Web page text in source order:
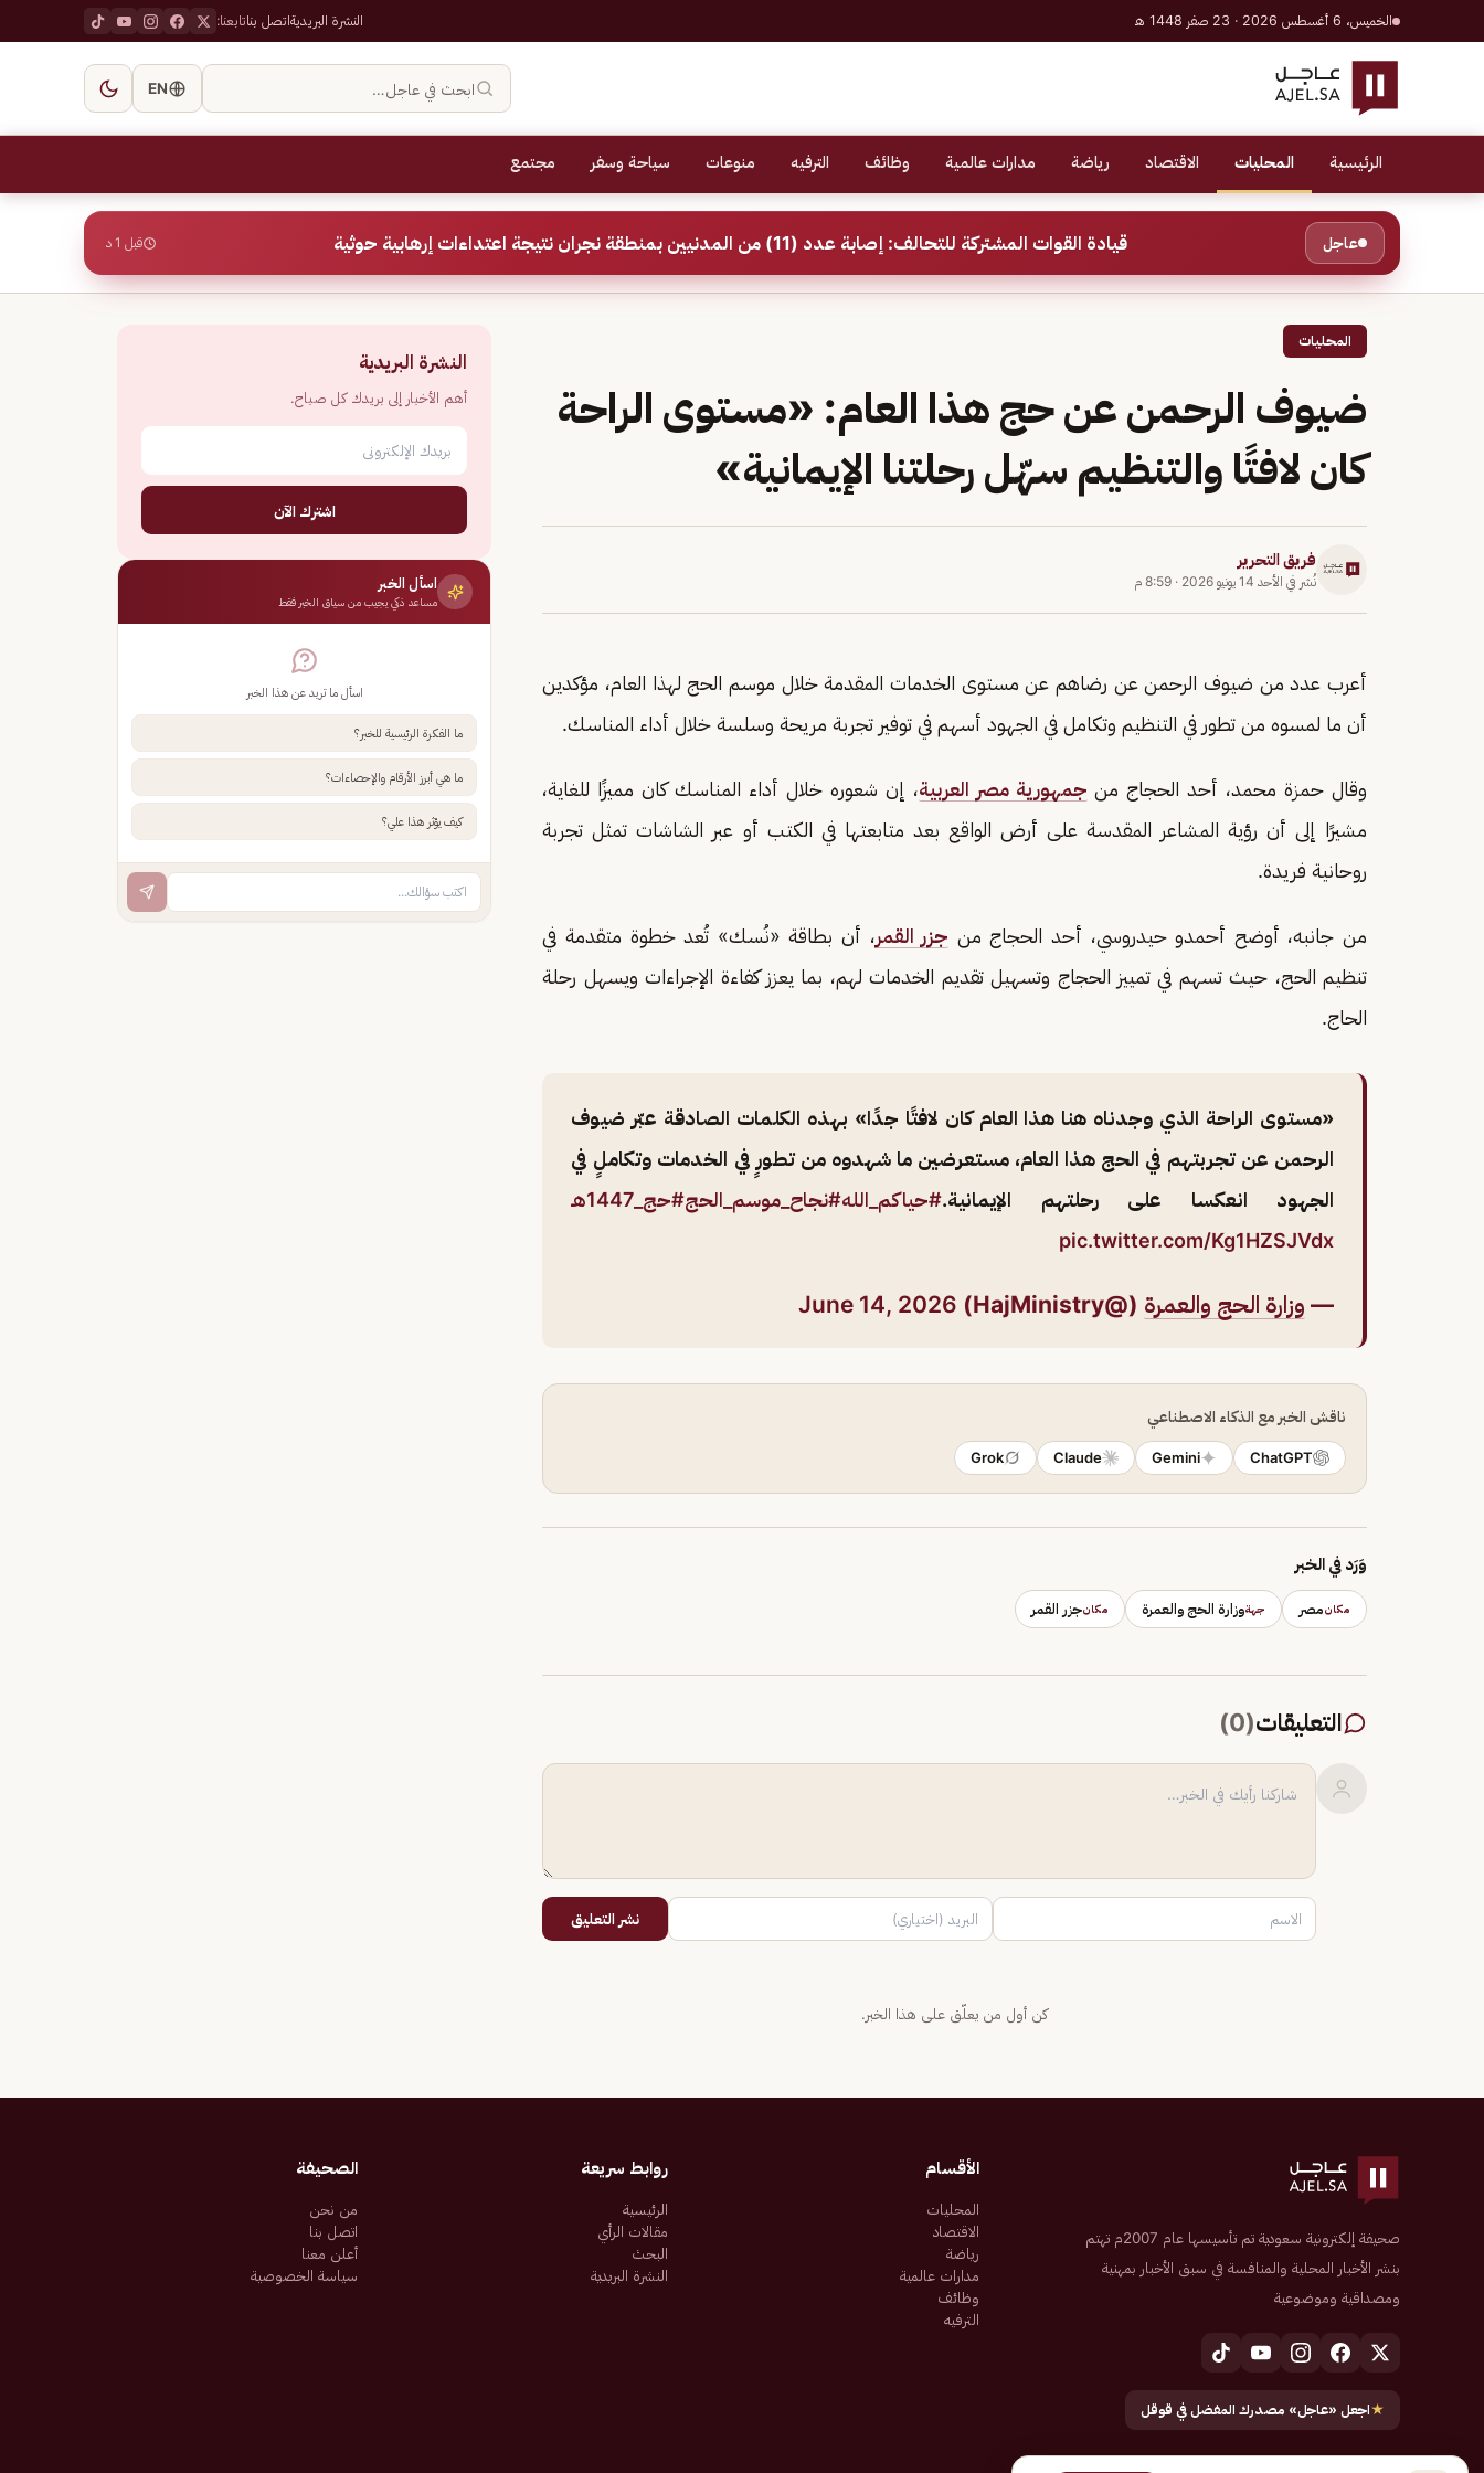
الخميس، 6 أغسطس 2026 · 23 صفر 1448 هـ النشرة البريديةاتصل بناتابعنا:
ابحث في عاجل… EN
الرئيسية المحليات الاقتصاد رياضة مدارات عالمية وظائف الترفيه منوعات سياحة وسفر مجتمع
عاجل قيادة القوات المشتركة للتحالف: إصابة عدد (11) من المدنيين بمنطقة نجران نتيجة اعتداءات إرهابية حوثية قبل 1 د
المحليات
ضيوف الرحمن عن حج هذا العام: «مستوى الراحة
كان لافتًا والتنظيم سهّل رحلتنا الإيمانية»
فريق التحرير
نُشر في الأحد 14 يونيو 2026 · 8:59 م
أعرب عدد من ضيوف الرحمن عن رضاهم عن مستوى الخدمات المقدمة خلال موسم الحج لهذا العام، مؤكدين
أن ما لمسوه من تطور في التنظيم وتكامل في الجهود أسهم في توفير تجربة مريحة وسلسة خلال أداء المناسك.
وقال حمزة محمد، أحد الحجاج من جمهورية مصر العربية، إن شعوره خلال أداء المناسك كان مميزًا للغاية،
مشيرًا إلى أن رؤية المشاعر المقدسة على أرض الواقع بعد متابعتها في الكتب أو عبر الشاشات تمثل تجربة
روحانية فريدة.
من جانبه، أوضح أحمدو حيدروسي، أحد الحجاج من جزر القمر، أن بطاقة «نُسك» تُعد خطوة متقدمة في
تنظيم الحج، حيث تسهم في تمييز الحجاج وتسهيل تقديم الخدمات لهم، بما يعزز كفاءة الإجراءات ويسهل رحلة
الحاج.
«مستوى الراحة الذي وجدناه هنا هذا العام كان لافتًا جدًا» بهذه الكلمات الصادقة عبّر ضيوف
الرحمن عن تجربتهم في الحج هذا العام، مستعرضين ما شهدوه من تطورٍ في الخدمات وتكاملٍ في
الجهود انعكسا على رحلتهم الإيمانية.#حياكم_الله#نجاح_موسم_الحج#حج_1447هـ
pic.twitter.com/Kg1HZSJVdx
— وزارة الحج والعمرة (@HajMinistry)
June 14, 2026
ناقش الخبر مع الذكاء الاصطناعي
ChatGPT
Gemini
Claude
Grok
وَرَد في الخبر
مكانمصر جهةوزارة الحج والعمرة مكانجزر القمر
التعليقات(
0
)
نشر التعليق
كن أول من يعلّق على هذا الخبر.
النشرة البريدية
أهم الأخبار إلى بريدك كل صباح.
اشترك الآن
اسأل الخبر
مساعد ذكي يجيب من سياق الخبر فقط
اسأل ما تريد عن هذا الخبر
ما الفكرة الرئيسية للخبر؟
ما هي أبرز الأرقام والإحصاءات؟
كيف يؤثر هذا علي؟
صحيفة إلكترونية سعودية تم تأسيسها عام 2007م تهتم
بنشر الأخبار المحلية والمنافسة في سبق الأخبار بمهنية
ومصداقية وموضوعية
★اجعل «عاجل» مصدرك المفضل في قوقل
الأقسام
المحليات
الاقتصاد
رياضة
مدارات عالمية
وظائف
الترفيه
روابط سريعة
الرئيسية
مقالات الرأي
البحث
النشرة البريدية
الصحيفة
من نحن
اتصل بنا
أعلن معنا
سياسة الخصوصية